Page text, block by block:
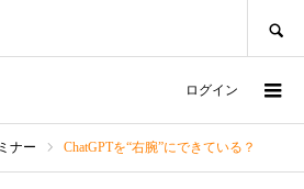
ログイン
ナー ChatGPTを“右腕”にできている？